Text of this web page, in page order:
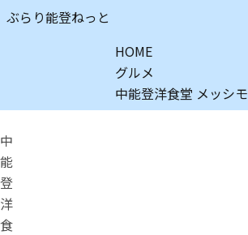
ぶらり能登ねっと
HOME
グルメ
中能登洋食堂 メッシモ
中
能
登
洋
食